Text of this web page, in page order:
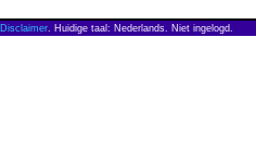
Disclaimer. Huidige taal: Nederlands. Niet ingelogd.